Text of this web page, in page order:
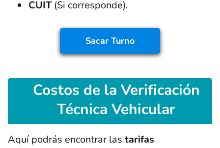
CUIT(Si corresponde).
Sacar Turno
Costos de la Verificación
Técnica Vehicular
Aquí podrás encontrar las tarifas